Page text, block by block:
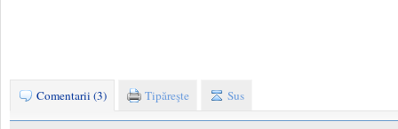
Comentarii (3) Tipăreşte Sus